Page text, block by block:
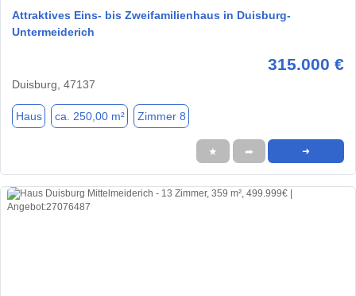
Attraktives Eins- bis Zweifamilienhaus in Duisburg-
Untermeiderich
315.000 €
Duisburg, 47137
Haus ca. 250,00 m² Zimmer 8
★ ➦ ➜